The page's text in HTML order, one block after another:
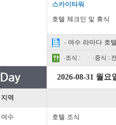
스카이타워
호텔 체크인 및 휴식
· 여수 라마다 호
·조식 : ·중식 :
2026-08-31 월요
지역
여수
호텔 조식